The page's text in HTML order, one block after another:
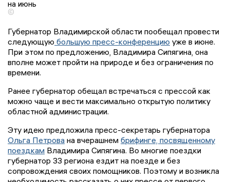
©
Губернатор Владимирской области пообещал провести
следующую большую пресс-конференцию уже в июне.
При этом по предложению, Владимира Сипягина, она
вполне может пройти на природе и без ограничения по
времени.
Ранее губернатор обещал встречаться с прессой как
можно чаще и вести максимально открытую политику
областной администрации.
Эту идею предложила пресс-секретарь губернатора
Ольга Петрова на вчерашнем брифинге, посвященному
поездкам Владимира Сипягина. Во многие поездки
губернатор 33 региона ездит на поезде и без
сопровождения своих помощников. Поэтому и возникла